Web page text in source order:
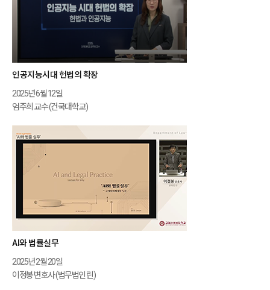
인공지능시대 헌법의 확장
2025년 6월 12일
엄주희 교수 (건국대학교)
AI와 법률실무
2025년 2월 20일
이정봉 변호사 (법무법인 린)